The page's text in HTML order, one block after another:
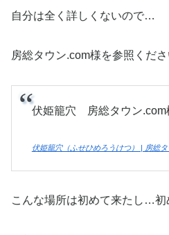
自分は全く詳しくないので…
房総タウン.com様を参照くださ
伏姫籠穴 房総タウン
伏姫籠穴（ふせひめろうけつ） | 房総
こんな場所は初めて来たし…初